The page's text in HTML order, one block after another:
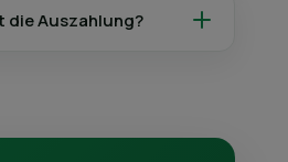
die Auszahlung?